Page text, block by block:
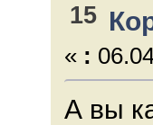
15
« :
А вы